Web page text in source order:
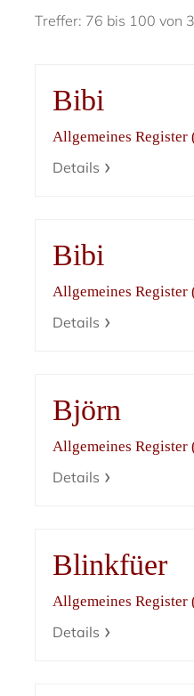
Treffer: 76 bis 100 von
Bibi
Allgemeines Register
Details
Bibi
Allgemeines Register
Details
Björn
Allgemeines Register
Details
Blinkfüer
Allgemeines Register
Details